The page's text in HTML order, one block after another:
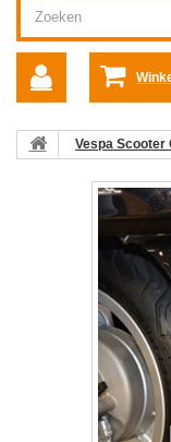
Vespa Scooter
Achterspatbord